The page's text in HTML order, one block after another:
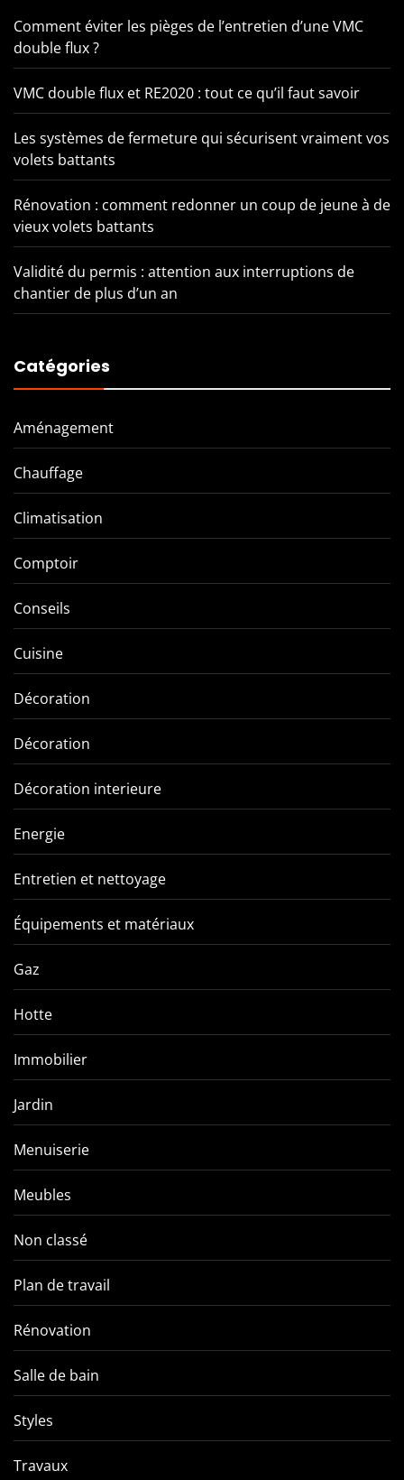
Comment éviter les pièges de l’entretien d’une VMC
double flux ?
VMC double flux et RE2020 : tout ce qu’il faut savoir
Les systèmes de fermeture qui sécurisent vraiment vos
volets battants
Rénovation : comment redonner un coup de jeune à de
vieux volets battants
Validité du permis : attention aux interruptions de
chantier de plus d’un an
Catégories
Aménagement
Chauffage
Climatisation
Comptoir
Conseils
Cuisine
Décoration
Décoration
Décoration interieure
Energie
Entretien et nettoyage
Équipements et matériaux
Gaz
Hotte
Immobilier
Jardin
Menuiserie
Meubles
Non classé
Plan de travail
Rénovation
Salle de bain
Styles
Travaux